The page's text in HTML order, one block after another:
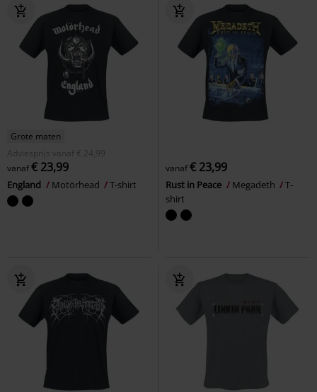
Grote maten
Adviesprijs
vanaf € 24,99
vanaf€ 23,99
England Motörhead T-shirt
vanaf€ 23,99
Rust in Peace Megadeth
T-
shirt